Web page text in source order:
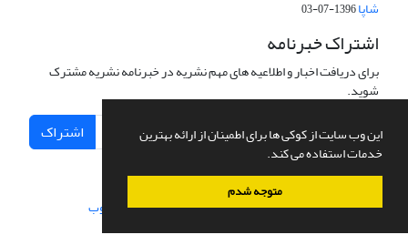
این وب سایت از کوکی ها برای اطمینان از ارائه بهترین
خدمات استفاده می کند.
متوجه شدم
شاپا1396-07-03
اشتراک خبرنامه
برای دریافت اخبار و اطلاعیه های مهم نشریه در خبرنامه نشریه مشترک
شوید.
اشتراک
سامانه مدیریت نشریات علمی.طراحی و پیاده سازی از سیناوب